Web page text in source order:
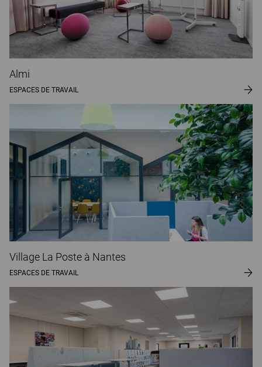
Almi
ESPACES DE TRAVAIL
Village La Poste à Nantes
ESPACES DE TRAVAIL